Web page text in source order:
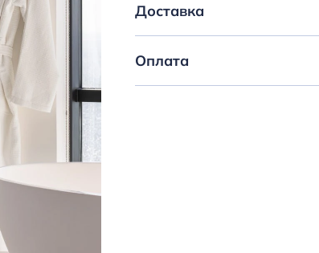
Доставка
Оплата